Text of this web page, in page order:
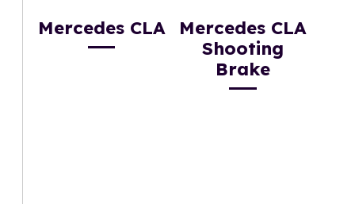
Mercedes CLA
Mercedes CLA
Shooting
Brake